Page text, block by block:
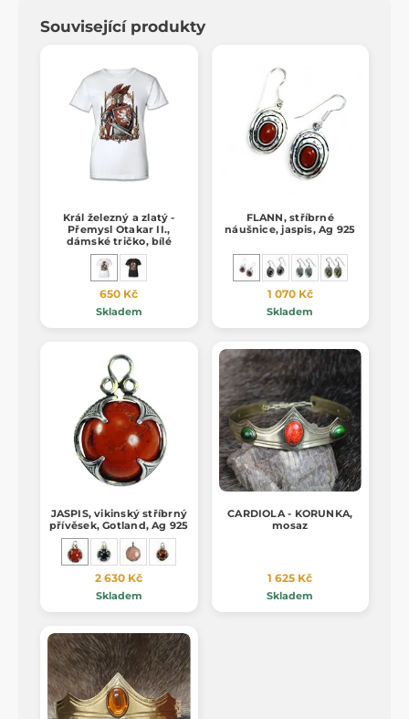
Související produkty
Král železný a zlatý -
Přemysl Otakar II.,
dámské tričko, bílé
650 Kč
Skladem
FLANN, stříbrné
náušnice, jaspis, Ag 925
1 070 Kč
Skladem
JASPIS, vikinský stříbrný
přívěsek, Gotland, Ag 925
2 630 Kč
Skladem
CARDIOLA - KORUNKA,
mosaz
1 625 Kč
Skladem